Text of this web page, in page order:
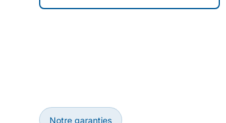
Notre garanties